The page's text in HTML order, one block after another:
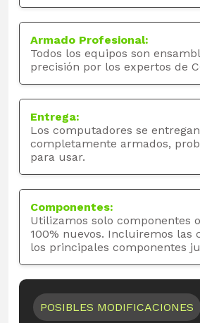
Armado Profesional:
Todos los equipos son
precisión por los expertos de
Entrega:
Los computadores se entregan
completamente armados,
para usar.
Componentes:
Utilizamos solo componentes
100% nuevos. Incluiremos las
los principales componentes
POSIBLES MODIFICACIONES